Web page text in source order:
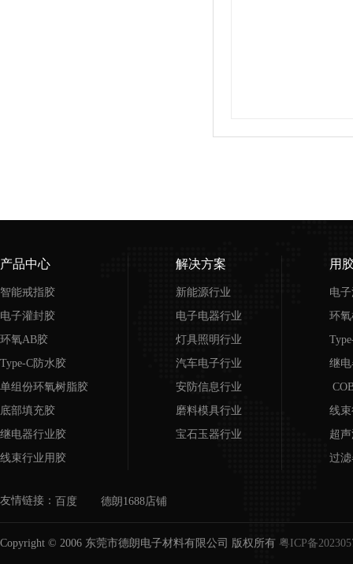
产品中心
智能戒指胶
电子灌封胶
环氧AB胶
Type-C防水胶
单组份环氧树脂胶
底部填充胶
继电器行业胶
线束行业用胶
COB邦定胶
磨具胶水
解决方案
新能源行业
电子电器行业
灯具照明行业
汽车电子行业
安防信息行业
磨料模具行业
宝石玉器行业
用
电
环
继
线
超
过
友情链接： 百度 德朗1688店铺
Copyright © 2006 东莞市德朗电子材料有限公司 版权所有 粤ICP备